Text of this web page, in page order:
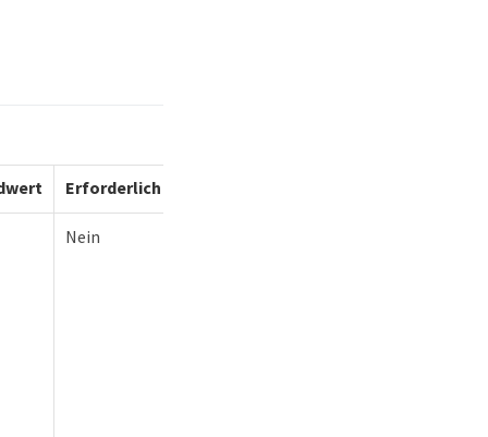
Erforderlich
Nein